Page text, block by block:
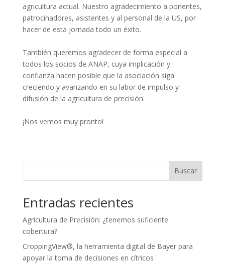
agricultura actual. Nuestro agradecimiento a ponentes,
patrocinadores, asistentes y al personal de la US, por
hacer de esta jornada todo un éxito.
También queremos agradecer de forma especial a
todos los socios de ANAP, cuya implicación y
confianza hacen posible que la asociación siga
creciendo y avanzando en su labor de impulso y
difusión de la agricultura de precisión.
¡Nos vemos muy pronto!
Buscar
Entradas recientes
Agricultura de Precisión: ¿tenemos suficiente
cobertura?
CroppingView®, la herramienta digital de Bayer para
apoyar la toma de decisiones en cítricos